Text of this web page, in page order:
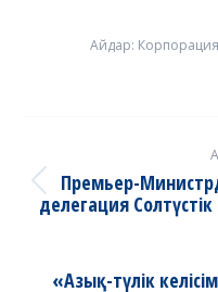
Айдар:
navigation
Премьер-
делегация
«Азық-түлік